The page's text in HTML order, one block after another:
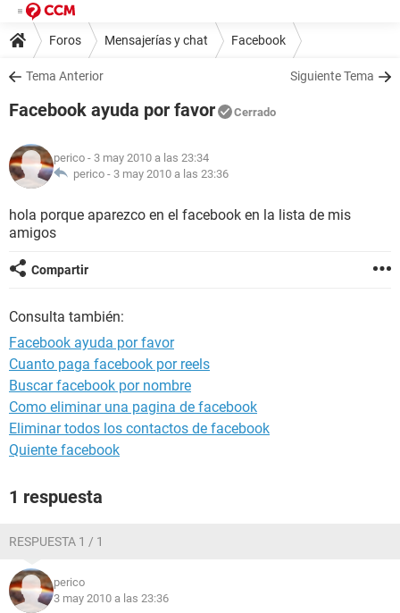
Foros Mensajerías y chat Facebook
Tema Anterior Siguiente Tema
Facebook ayuda por favor Cerrado
perico - 3 may 2010 a las 23:34
perico - 3 may 2010 a las 23:36
hola porque aparezco en el facebook en la lista de mis
amigos
Compartir
Consulta también:
Facebook ayuda por favor
Cuanto paga facebook por reels
Buscar facebook por nombre
Como eliminar una pagina de facebook
Eliminar todos los contactos de facebook
Quiente facebook
1 respuesta
RESPUESTA 1 / 1
perico
3 may 2010 a las 23:36